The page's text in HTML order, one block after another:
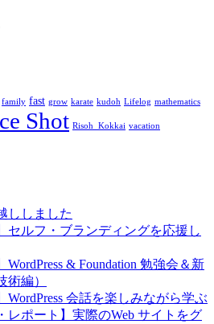
family fast grow karate kudoh Lifelog mathematics
Shot Risoh_Kokkai vacation
ししました
セルフ・ブランディングを応援し
WordPress & Foundation 勉強会＆新
術編）
WordPress 会話を楽しみながら学ぶ
レポート】実際のWeb サイトをグ